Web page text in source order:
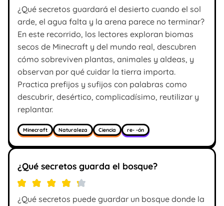
¿Qué secretos guardará el desierto cuando el sol
arde, el agua falta y la arena parece no terminar?
En este recorrido, los lectores exploran biomas
secos de Minecraft y del mundo real, descubren
cómo sobreviven plantas, animales y aldeas, y
observan por qué cuidar la tierra importa.
Practica prefijos y sufijos con palabras como
descubrir, desértico, complicadísimo, reutilizar y
replantar.
Minecraft Naturaleza Ciencia re- -ón
¿Qué secretos guarda el bosque?
¿Qué secretos puede guardar un bosque donde la